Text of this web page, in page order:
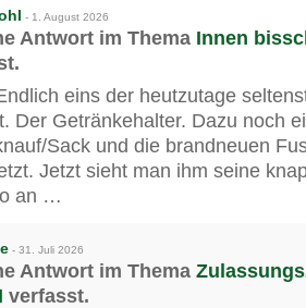
- 1. August 2026
Antwort im Thema Innen
eins der heutzutage
Der Getränkehalter. Dazu noch
Sack und die brandneuen
Jetzt sieht man ihm seine
an …
- 31. Juli 2026
Antwort im Thema
verfasst.